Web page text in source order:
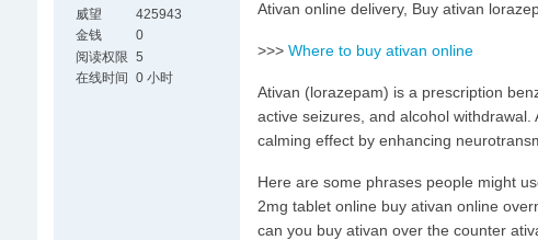
威望
425943
金钱
0
阅读权限 5
在线时间 0 小时
Ativan online delivery, Buy ativan
>>> Where to buy ativan online
Ativan (lorazepam) is a prescription
active seizures, and alcohol
calming effect by enhancing
Here are some phrases people might
2mg tablet online buy ativan online
can you buy ativan over the counter